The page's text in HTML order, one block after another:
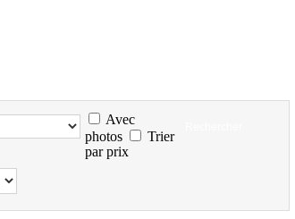
Avec
photos
Trier
par prix